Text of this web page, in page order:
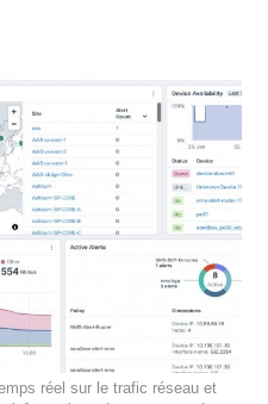
réel sur le trafic réseau et